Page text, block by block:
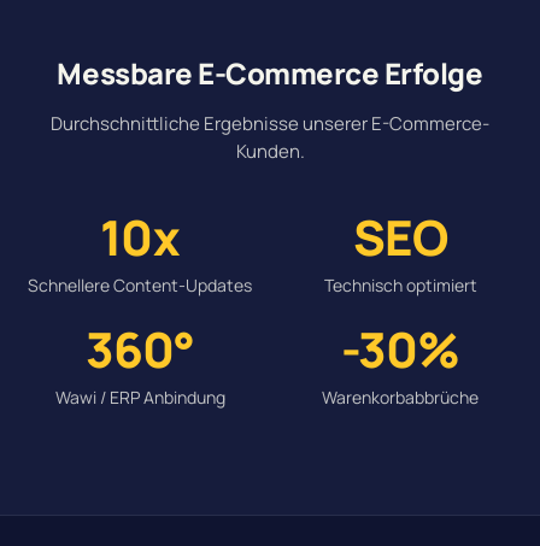
Messbare E-Commerce Erfolge
Durchschnittliche Ergebnisse unserer E-Commerce-
Kunden.
10x
Schnellere Content-Updates
SEO
Technisch optimiert
360°
Wawi / ERP Anbindung
-30%
Warenkorbabbrüche